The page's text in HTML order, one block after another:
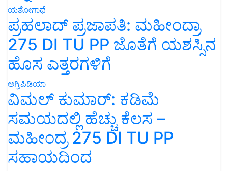
ಯಶೋಗಾಥೆ
ಪ್ರಹಲಾದ್ ಪ್ರಜಾಪತಿ: ಮಹೀಂದ್ರಾ
275 DI TU PP ಜೊತೆಗೆ ಯಶಸ್ಸಿನ
ಹೊಸ ಎತ್ತರಗಳಿಗೆ
ಅಗ್ರಿಪಿಡಿಯಾ
ವಿಮಲ್ ಕುಮಾರ್: ಕಡಿಮೆ
ಸಮಯದಲ್ಲಿ ಹೆಚ್ಚು ಕೆಲಸ –
ಮಹೀಂದ್ರ 275 DI TU PP
ಸಹಾಯದಿಂದ